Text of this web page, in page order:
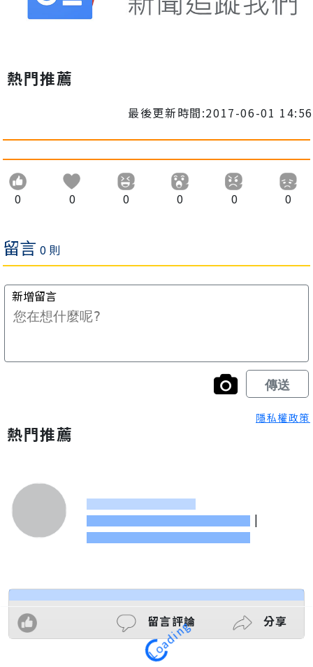
熱門推薦
最後更新時間:2017-06-01 14:56
0 0 0 0 0 0
隱私權政策
熱門推薦
|
留言評論 分享
Loading